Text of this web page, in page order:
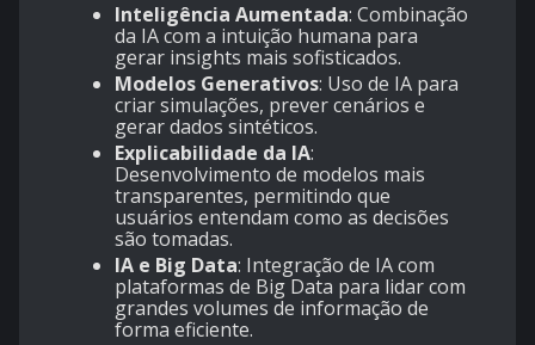
Inteligência Aumentada: Combinação
da IA com a intuição humana para
gerar insights mais sofisticados.
Modelos Generativos: Uso de IA para
criar simulações, prever cenários e
gerar dados sintéticos.
Explicabilidade da IA:
Desenvolvimento de modelos mais
transparentes, permitindo que
usuários entendam como as decisões
são tomadas.
IA e Big Data: Integração de IA com
plataformas de Big Data para lidar com
grandes volumes de informação de
forma eficiente.